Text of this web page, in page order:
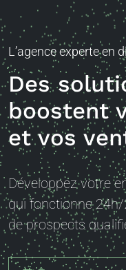
L’agence experte en
Des
boostent
et vos
Développez votre
qui fonctionne
de prospects
Être recontacté